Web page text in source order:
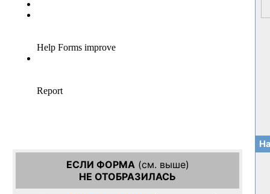
ЕСЛИ ФОРМА(см. выше)
НЕ ОТОБРАЗИЛАСЬ